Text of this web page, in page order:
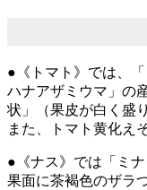
●《トマト》では、
ハナアザミウマ」の
状」（果皮が白く盛
また、トマト黄化え
●《ナス》では「ミ
果面に茶褐色のザラ